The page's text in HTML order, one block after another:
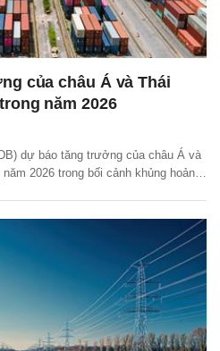
của châu Á và Thái
năm 2026
dự báo tăng trưởng của châu Á và
2026 trong bối cảnh khủng hoảng